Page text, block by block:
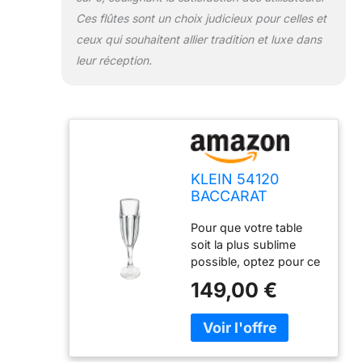
Ces flûtes sont un choix judicieux pour celles et
ceux qui souhaitent allier tradition et luxe dans
leur réception.
KLEIN 54120
BACCARAT
Champagne en
Cristal - Service
Royal (19 cl) - Art
de la Table -
Maison Klein -
Artisan du Cristal -
Coffret Cadeau -
Pour que votre table
soit la plus sublime
possible, optez pour ce
flûtes à champagne en
cristal. Contenance : 19
cl - Hauteur : 19 cm -
Largeur : 8 cm Leur
149,00 €